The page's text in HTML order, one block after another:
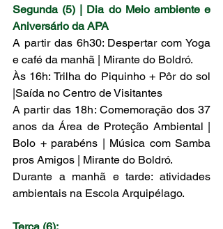
Segunda (5) | Dia do Meio ambiente e
Aniversário da APA
A partir das 6h30: Despertar com Yoga
e café da manhã | Mirante do Boldró.
Às 16h: Trilha do Piquinho + Pôr do sol
|Saída no Centro de Visitantes
A partir das 18h: Comemoração dos 37
anos da Área de Proteção Ambiental |
Bolo + parabéns | Música com Samba
pros Amigos | Mirante do Boldró.
Durante a manhã e tarde: atividades
ambientais na Escola Arquipélago.